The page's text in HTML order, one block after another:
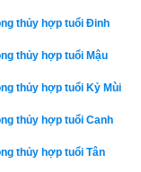
các hướng xấu là
Nam.
phi tinh, hướng tốt
Số 8 – Bát Bạch
giải phong thủy
(Số 8)
thủy hợp tuổi Đinh
thủy hợp tuổi Mậu
thủy hợp tuổi Kỷ Mùi
thủy hợp tuổi Canh
thủy hợp tuổi Tân